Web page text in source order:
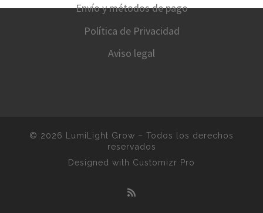
Envío y métodos de pago
Política de Privacidad
Aviso legal
© 2026 LumiLight Grow – Todos los derechos
reservados
Designed with Customizr Pro